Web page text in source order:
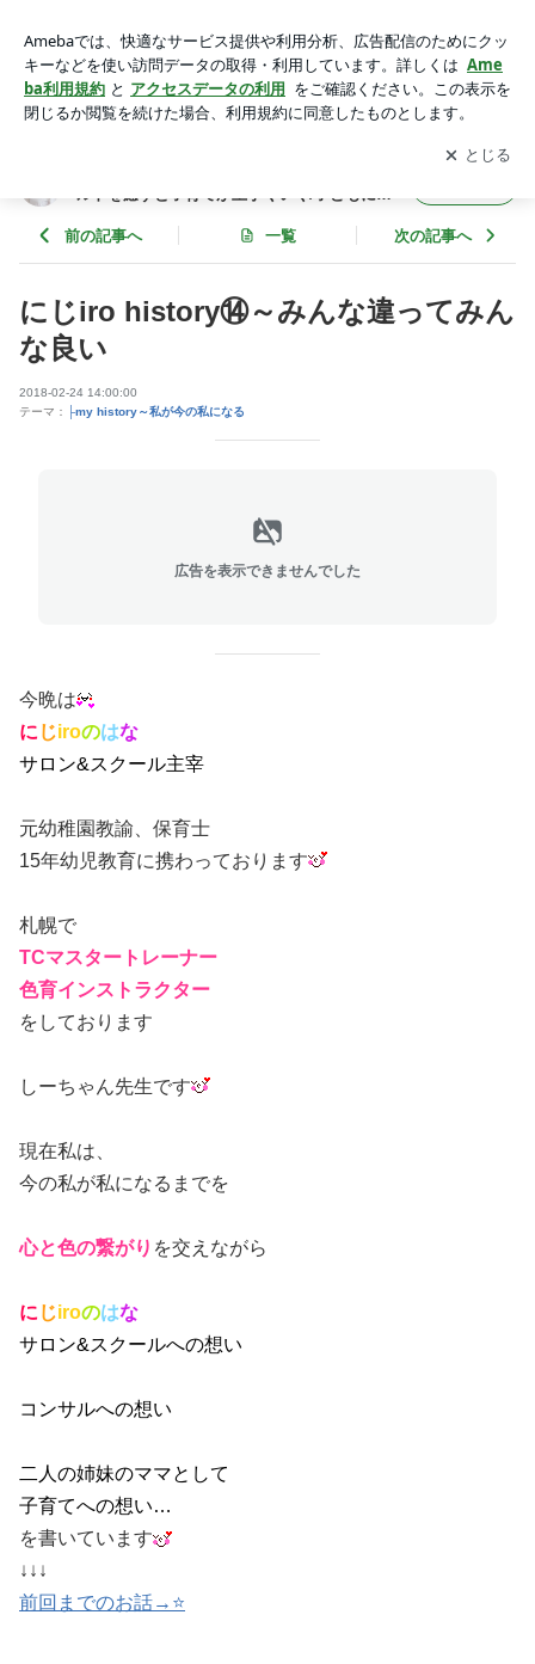
サポート インナーチャイルドを癒すと子育てが上手くいく/
子どもにイライラするママ必見のブログ
アプリをダウンロードして ブログの更新通知
を受け取りまし
ょう。
開く
ルドを癒すと子育てが上手くいく/子どもにイ
前の記事へ 一覧 次の記事へ
にじiro history⑭～みんな違ってみん
な良い
2018-02-24 14:00:00
テーマ：
├my history～私が今の私になる
広告を表示できませんでした
今晩は
に じiroのはな
サロン&スクール主宰
元幼稚園教諭、保育士
15年幼児教育に携わっております
札幌で
TCマスタートレーナー
色育インストラクター
をしております
しーちゃん先生です
現在私は、
今の私が私になるまでを
心と色の繋がり を交えながら
に じiroのはな
サロン&スクールへの想い
コンサルへの想い
二人の姉妹のママとして
子育てへの想い…
を書いています
↓↓↓
前回までのお話→⭐